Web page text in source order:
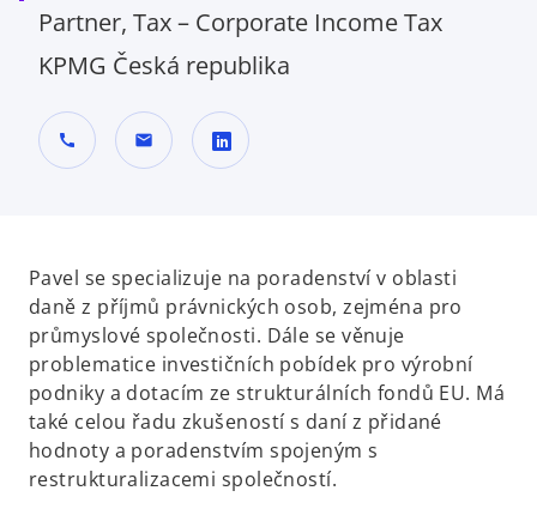
Partner, Tax – Corporate Income Tax
KPMG Česká republika
call mail
n
s
i
n
a
n
e
w
Pavel se specializuje na poradenství v oblasti
daně z příjmů právnických osob, zejména pro
průmyslové společnosti. Dále se věnuje
problematice investičních pobídek pro výrobní
podniky a dotacím ze strukturálních fondů EU. Má
také celou řadu zkušeností s daní z přidané
hodnoty a poradenstvím spojeným s
restrukturalizacemi společností.